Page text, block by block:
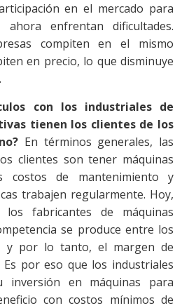
en el mercado para
enfrentan dificultades.
compiten en el mismo
en precio, lo que disminuye
con los industriales de
tienen los clientes de los
En términos generales, las
clientes son tener máquinas
costos de mantenimiento y
trabajen regularmente. Hoy,
los fabricantes de máquinas
se produce entre los
y por lo tanto, el margen de
Es por eso que los industriales
inversión en máquinas para
con costos mínimos de